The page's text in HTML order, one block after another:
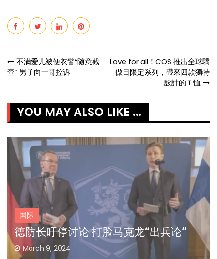
Post
不满爱儿被便衣警“随意截
查” 男子向一哥控诉
Love for all！COS 推出全球驕
傲日限定系列，帶來四款獨特
設計的Ｔ恤
YOU MAY ALSO LIKE ...
国际
德防长吁停讨论 打脸马克龙“出兵论”
March 9, 2024